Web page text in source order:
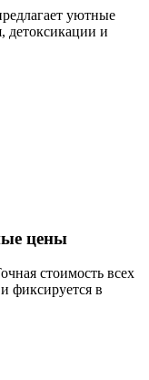
уютные
детоксикации и
цены
стоимость всех
фиксируется в